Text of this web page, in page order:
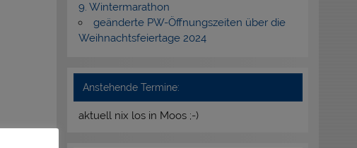
9. Wintermarathon
geänderte PW-Öffnungszeiten über die
Weihnachtsfeiertage 2024
Anstehende Termine:
aktuell nix los in Moos ;-)